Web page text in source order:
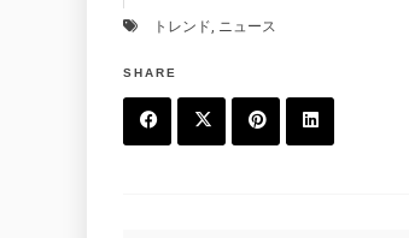
トレンド, ニュース
SHARE